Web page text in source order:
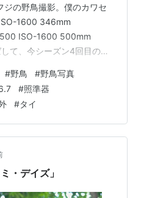
の野鳥撮影。僕のカワセ
1600 346mm
ISO-1600 500mm
て、今シーズン4回目のカ
の日はラッキーだった。1
カワセミが現れて止まって
去ってしまって、あーや
らその後3、4回カワセミが
#野鳥 #野鳥写真
#照準器
#タイ
・デイズ」